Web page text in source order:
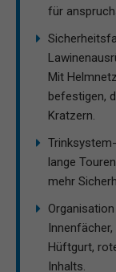
für
Mit
befestigen,
Kratzern.
lange
mehr
Hüftgurt,
Inhalts.